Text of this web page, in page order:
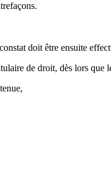
doit être ensuite
de droit, dès lors que